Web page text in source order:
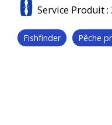
Radars Série
Service Produit:
Fishfinder Pêche